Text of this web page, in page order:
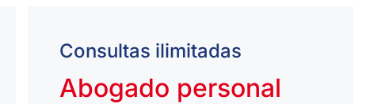
Consultas ilimitadas
Abogado personal